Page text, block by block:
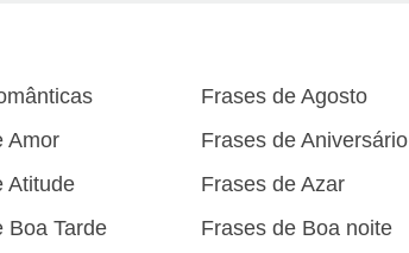
Frases de Agosto
Amor Frases de Aniversário
Atitude Frases de Azar
Boa Tarde Frases de Boa noite